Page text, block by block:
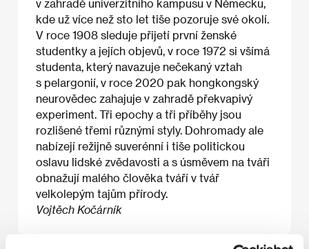
v zahradě univerzitního kampusu v Německu,
kde už více než sto let tiše pozoruje své okolí.
V roce 1908 sleduje přijetí první ženské
studentky a jejích objevů, v roce 1972 si všímá
studenta, který navazuje nečekaný vztah
s pelargonií, v roce 2020 pak hongkongský
neurovědec zahajuje v zahradě překvapivý
experiment. Tři epochy a tři příběhy jsou
rozlišené třemi různými styly. Dohromady ale
nabízejí režijně suverénní i tiše politickou
oslavu lidské zvědavosti a s úsměvem na tváři
obnažují malého člověka tváří v tvář
velkolepým tajům přírody.
Vojtěch Kočárník